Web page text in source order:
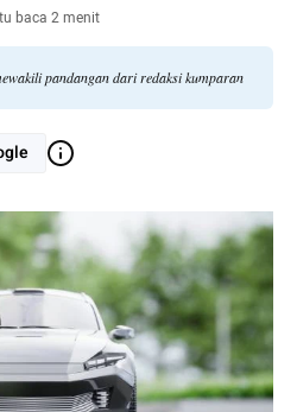
baca 2 menit
pandangan dari redaksi kumparan